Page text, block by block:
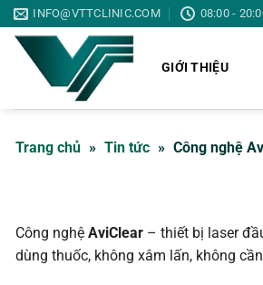
Bỏ
qua
INFO@VTTCLINIC.COM 08:00 -
GIỚI THIỆU
Trang chủ » Tin tức » Công nghệ
Công nghệ AviClear – thiết bị laser
dùng thuốc, không xâm lấn, không